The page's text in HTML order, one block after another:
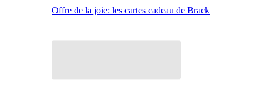
Offre de la joie: les cartes cadeau de Brack